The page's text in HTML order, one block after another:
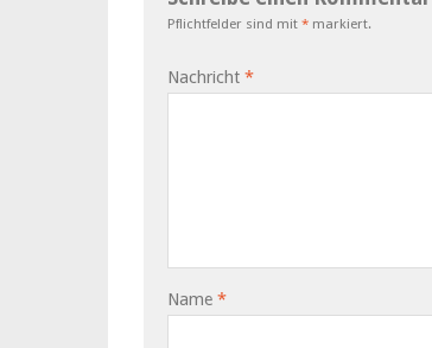
Pflichtfelder sind mit * markiert.
Nachricht *
Name *